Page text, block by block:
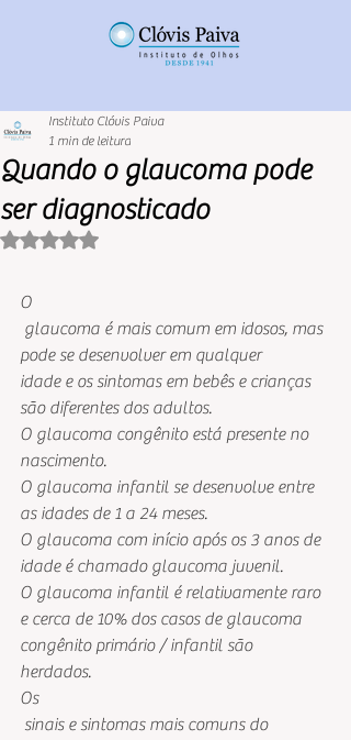
Quando o glaucoma pode
ser diagnosticado
Instituto Clóvis Paiva
1 min de leitura
Avaliado com NaN de 5 estrelas.
O
pode se desenvolver em qualquer
idade e os sintomas em bebês e crianças
são diferentes dos adultos.
O glaucoma congênito está presente no
nascimento.
O glaucoma infantil se desenvolve entre
as idades de 1 a 24 meses.
O glaucoma com início após os 3 anos de
idade é chamado glaucoma juvenil.
O glaucoma infantil é relativamente raro
e cerca de 10% dos casos de glaucoma
congênito primário / infantil são
herdados.
Os